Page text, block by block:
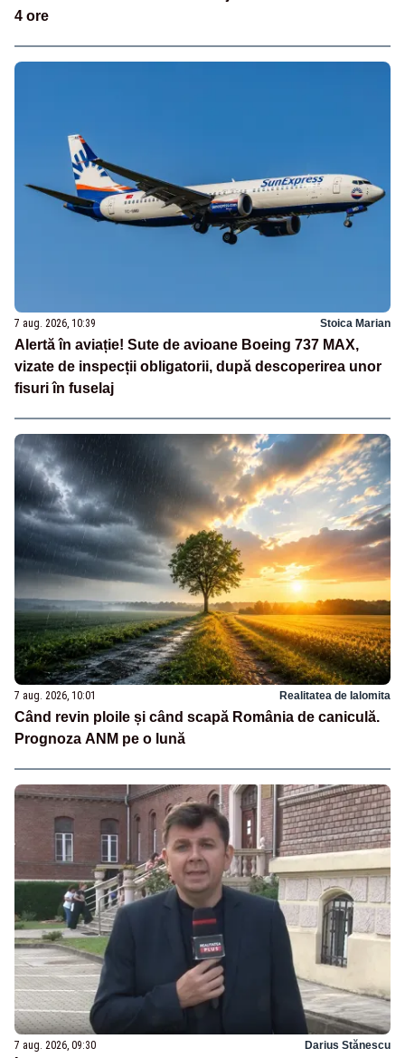
4 ore
7 aug. 2026, 10:39 Stoica Marian
Alertă în aviație! Sute de avioane Boeing 737 MAX,
vizate de inspecții obligatorii, după descoperirea unor
fisuri în fuselaj
7 aug. 2026, 10:01 Realitatea de Ialomita
Când revin ploile și când scapă România de caniculă.
Prognoza ANM pe o lună
7 aug. 2026, 09:30 Darius Stănescu